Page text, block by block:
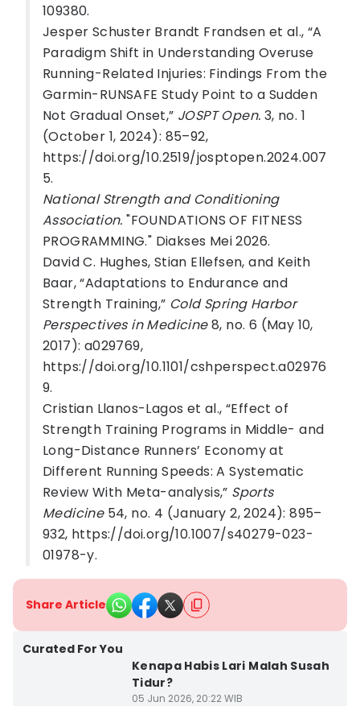
109380.
Jesper Schuster Brandt Frandsen et al., “A
Paradigm Shift in Understanding Overuse
Running-Related Injuries: Findings From the
Garmin-RUNSAFE Study Point to a Sudden
Not Gradual Onset,” JOSPT Open. 3, no. 1
(October 1, 2024): 85–92,
https://doi.org/10.2519/josptopen.2024.007
5.
National Strength and Conditioning
Association. "FOUNDATIONS OF FITNESS
PROGRAMMING." Diakses Mei 2026.
David C. Hughes, Stian Ellefsen, and Keith
Baar, “Adaptations to Endurance and
Strength Training,” Cold Spring Harbor
Perspectives in Medicine8, no. 6 (May 10,
2017): a029769,
https://doi.org/10.1101/cshperspect.a02976
9.
Cristian Llanos-Lagos et al., “Effect of
Strength Training Programs in Middle- and
Long-Distance Runners’ Economy at
Different Running Speeds: A Systematic
Review With Meta-analysis,” Sports
Medicine54, no. 4 (January 2, 2024): 895–
932, https://doi.org/10.1007/s40279-023-
01978-y.
Share Article
Curated For You
Kenapa Habis Lari Malah Susah
Tidur?
05 Jun 2026, 20:22 WIB